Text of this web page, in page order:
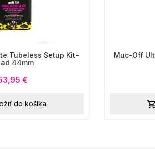
Tubeless Setup Kit-
44mm
€
do košíka
Muc-Off